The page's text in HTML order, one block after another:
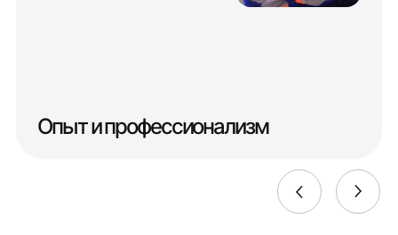
Опыт и профессионализм